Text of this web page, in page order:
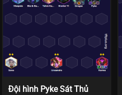
Đội hình Pyke Sát Thủ